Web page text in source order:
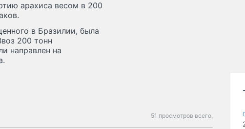
арахиса весом в 200
в Бразилии, была
200 тонн
направлен на
51 просмотров всего.